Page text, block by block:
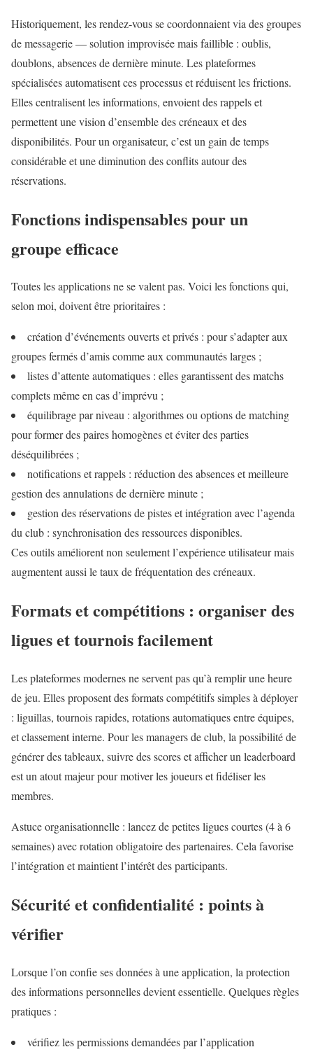
Historiquement, les rendez‑vous se coordonnaient via des groupes
de messagerie — solution improvisée mais faillible : oublis,
doublons, absences de dernière minute. Les plateformes
spécialisées automatisent ces processus et réduisent les frictions.
Elles centralisent les informations, envoient des rappels et
permettent une vision d’ensemble des créneaux et des
disponibilités. Pour un organisateur, c’est un gain de temps
considérable et une diminution des conflits autour des
réservations.
Fonctions indispensables pour un
groupe efficace
Toutes les applications ne se valent pas. Voici les fonctions qui,
selon moi, doivent être prioritaires :
création d’événements ouverts et privés : pour s’adapter aux
groupes fermés d’amis comme aux communautés larges ;
listes d’attente automatiques : elles garantissent des matchs
complets même en cas d’imprévu ;
équilibrage par niveau : algorithmes ou options de matching
pour former des paires homogènes et éviter des parties
déséquilibrées ;
notifications et rappels : réduction des absences et meilleure
gestion des annulations de dernière minute ;
gestion des réservations de pistes et intégration avec l’agenda
du club : synchronisation des ressources disponibles.
Ces outils améliorent non seulement l’expérience utilisateur mais
augmentent aussi le taux de fréquentation des créneaux.
Formats et compétitions : organiser des
ligues et tournois facilement
Les plateformes modernes ne servent pas qu’à remplir une heure
de jeu. Elles proposent des formats compétitifs simples à déployer
: liguillas, tournois rapides, rotations automatiques entre équipes,
et classement interne. Pour les managers de club, la possibilité de
générer des tableaux, suivre des scores et afficher un leaderboard
est un atout majeur pour motiver les joueurs et fidéliser les
membres.
Astuce organisationnelle : lancez de petites ligues courtes (4 à 6
semaines) avec rotation obligatoire des partenaires. Cela favorise
l’intégration et maintient l’intérêt des participants.
Sécurité et confidentialité : points à
vérifier
Lorsque l’on confie ses données à une application, la protection
des informations personnelles devient essentielle. Quelques règles
pratiques :
vérifiez les permissions demandées par l’application